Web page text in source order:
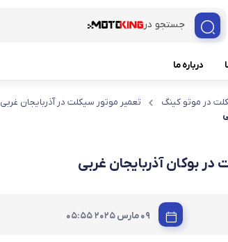
جستجو در
امداد موتور
تست ECU
درباره ما
در موتو کینگ تعمیر موتور سیکلت در آذربایجان غربی
بوکان آذربایجان غربی
09 مارس 2025 |
05:55